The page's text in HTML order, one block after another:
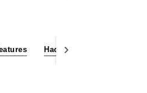
Настройка на хюмидор